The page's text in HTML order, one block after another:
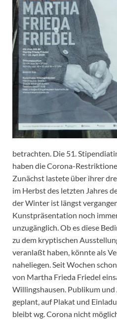
betrachten. Die 51.
haben die Corona-
Zunächst lastete über ihrer
im Herbst des letzten Jahres
der Winter ist längst
Kunstpräsentation noch
unzugänglich. Ob es diese
zu dem kryptischen
veranlaßt haben, könnte als
naheliegen. Seit Wochen
von Martha Frieda Friedel
Willingshausen. Publikum
geplant, auf Plakat und
bleibt wg. Corona nicht